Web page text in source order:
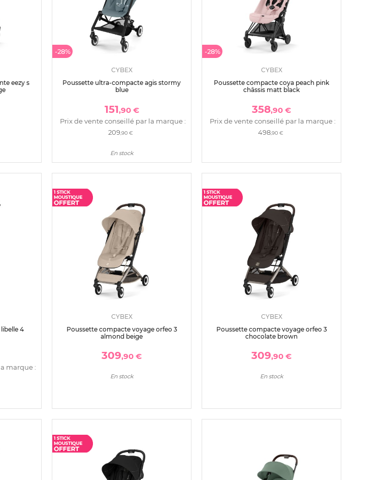
eezy s
-28%
CYBEX
Poussette ultra-compacte agis stormy
blue
151,90 €
Prix de vente conseillé par la marque :
209,90 €
En stock
-28%
CYBEX
Poussette compacte coya peach pink
châssis matt black
358,90 €
Prix de vente conseillé par la marque :
498,90 €
4
marque :
CYBEX
Poussette compacte voyage orfeo 3
almond beige
309,90 €
En stock
CYBEX
Poussette compacte voyage orfeo 3
chocolate brown
309,90 €
En stock